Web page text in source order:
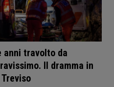
anni travolto da
Il dramma in